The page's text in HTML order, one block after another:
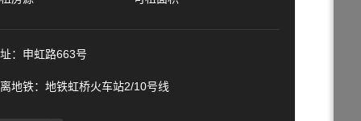
：申虹路663号
地铁：地铁虹桥火车站2/10号线